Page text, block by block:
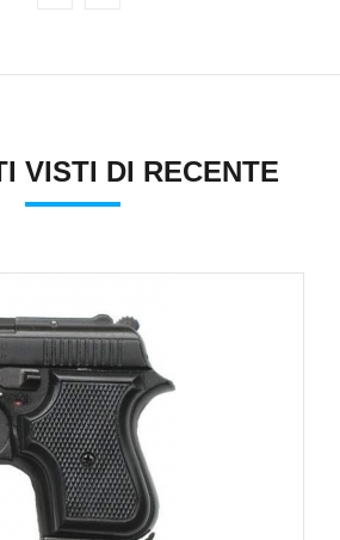
VISTI DI RECENTE